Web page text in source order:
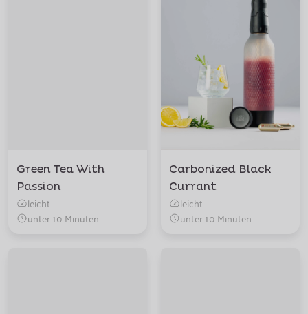
Green Tea With
Passion
leicht
unter 10 Minuten
Carbonized Black
Currant
leicht
unter 10 Minuten